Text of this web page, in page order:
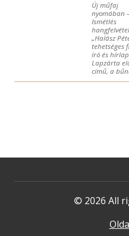
Új műfaj
nyomában –
Ismétlés
„Halász
tehetséges
író és
Lapzárta
című, a
© 2026 All